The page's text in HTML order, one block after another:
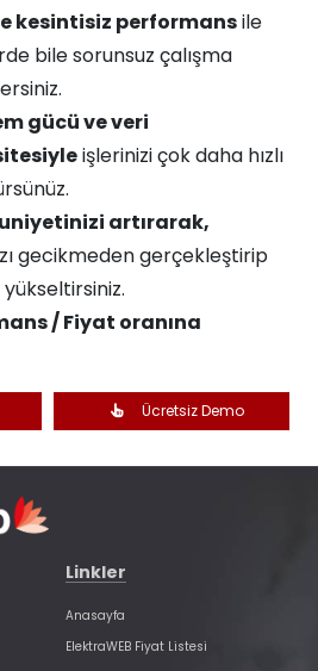
kesintisiz performansile
bile sorunsuz çalışma
gücü ve veri
işlerinizi çok daha hızlı
artırarak,
gecikmeden gerçekleştirip
/ Fiyat oranına
Ücretsiz Demo
Linkler
Anasayfa
ElektraWEB Fiyat Listesi